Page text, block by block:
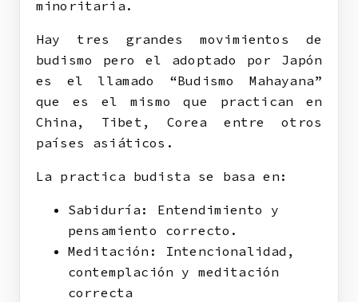
minoritaria.
Hay tres grandes movimientos de
budismo pero el adoptado por Japón
es el llamado “Budismo Mahayana”
que es el mismo que practican en
China, Tibet, Corea entre otros
países asiáticos.
La practica budista se basa en:
Sabiduría: Entendimiento y
pensamiento correcto.
Meditación: Intencionalidad,
contemplación y meditación
correcta